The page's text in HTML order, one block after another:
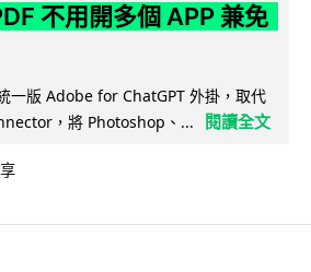
不用開多個 APP 兼免
一版 Adobe for ChatGPT 外掛，取代
，將 Photoshop、...
閱讀全文